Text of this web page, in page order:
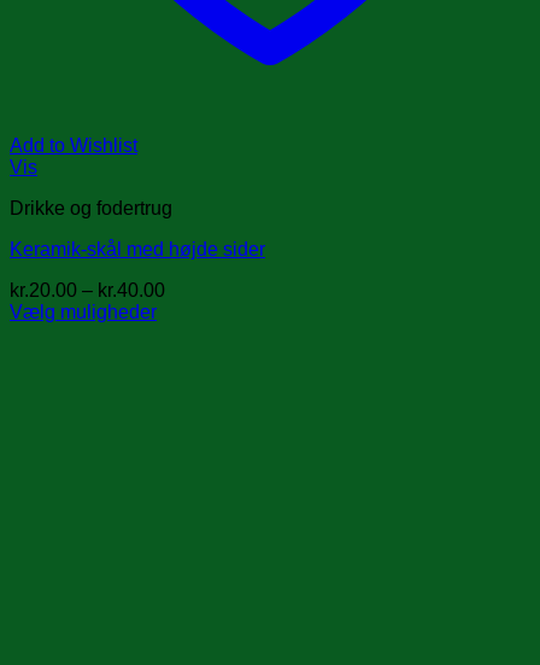
Add to Wishlist
Vis
Drikke og fodertrug
Keramik-skål med højde sider
kr.20.00 – kr.40.00Prisinterval:
Vælg muligheder